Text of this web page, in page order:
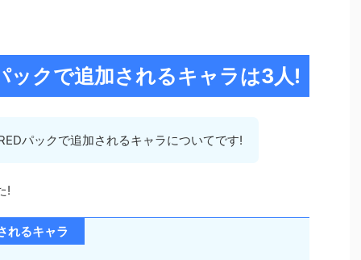
ックで追加されるキャラは3人!
パックで追加されるキャラについてです!
!
れるキャラ